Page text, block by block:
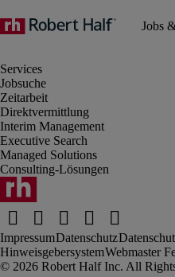
Jobsuche
Zeitarbeit
Direktvermittlung
Interim Management
Executive Search
Managed Solutions
Consulting-Lösungen
ImpressumDatenschutz
HinweisgebersystemWebmaster